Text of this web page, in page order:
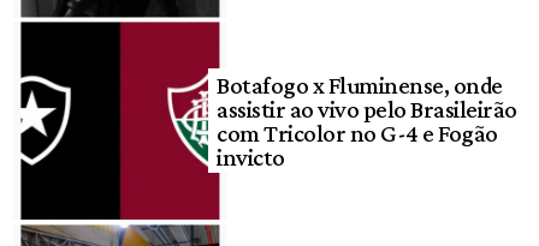
Botafogo x Fluminense, onde
assistir ao vivo pelo Brasileirão
com Tricolor no G-4 e Fogão
invicto